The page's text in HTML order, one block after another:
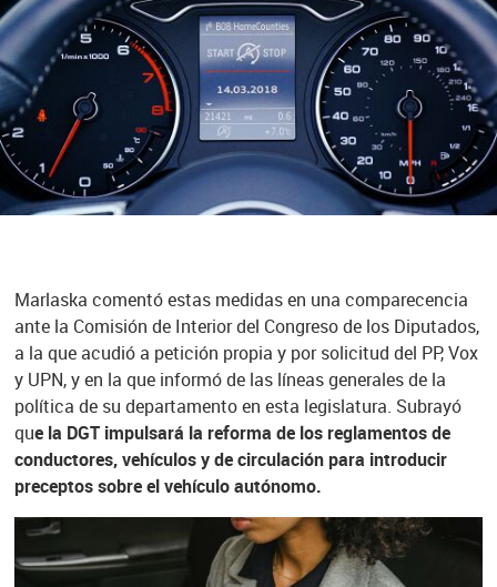
Marlaska comentó estas medidas en una comparecencia
ante la Comisión de Interior del Congreso de los Diputados,
a la que acudió a petición propia y por solicitud del PP, Vox
y UPN, y en la que informó de las líneas generales de la
política de su departamento en esta legislatura. Subrayó
que la DGT impulsará la reforma de los reglamentos de
conductores, vehículos y de circulación para introducir
preceptos sobre el vehículo autónomo.